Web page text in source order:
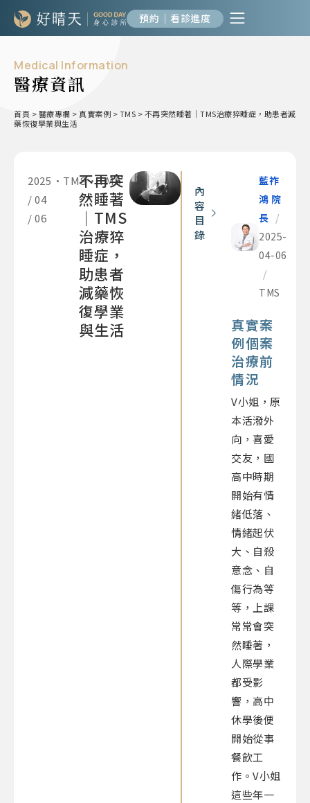
預約｜看診進度
Medical Information
醫療資訊
首頁 >醫療專欄 >真實案例 >TMS >不再突然睡著｜TMS治療猝睡症，助患者減
藥恢復學業與生活
2025
/ 04
/ 06
• TMS•TMS
不再突
然睡著
｜TMS
治療猝
睡症，
助患者
減藥恢
復學業
與生活
內
容
目
錄
藍祚
鴻 院
長 /
2025-
04-06
/
TMS
真實案
例個案
治療前
情況
V小姐，原
本活潑外
向，喜愛
交友，國
高中時期
開始有情
緒低落、
情緒起伏
大、自殺
意念、自
傷行為等
等，上課
常常會突
然睡著，
人際學業
都受影
響，高中
休學後便
開始從事
餐飲工
作。V小姐
這些年一